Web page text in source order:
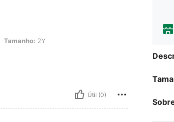
Tamanho: 2Y
Útil (0)